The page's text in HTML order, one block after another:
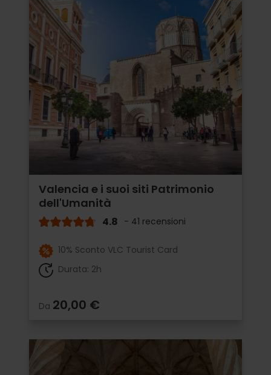
Valencia e i suoi siti Patrimonio
dell'Umanità
4.8 - 41 recensioni
10% Sconto VLC Tourist Card
Durata: 2h
Da 20,00 €